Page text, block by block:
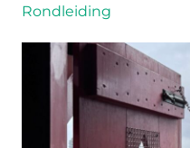
Rondleiding